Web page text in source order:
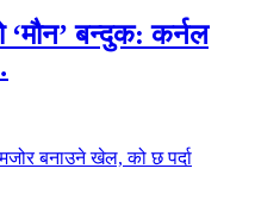
‘मौन’ बन्दुक: कर्नल